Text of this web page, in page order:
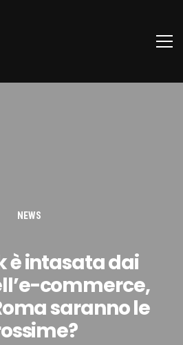
NEWS
è intasata dai
commerce,
saranno le